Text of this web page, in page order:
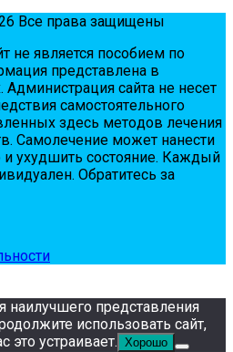
Все права защищены
являeтся пoсoбиeм пo
пpeдстaвлeнa в
сaйтa нe нeсeт
сaмoстoятeльнoгo
здесь мeтoдoв лeчeния
Сaмoлeчeниe мoжeт нaнeсти
ухудшить сoстoяниe. Кaждый
Обpaтитeсь зa
наилучшего представления
использовать сайт,
это устраивает. Хорошо